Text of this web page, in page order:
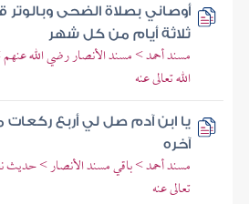
أوصاني بصلاة الضحى وبالوتر
ثلاثة أيام من كل شهر
مسند أحمد > مسند الأنصار رضي الله
الله تعالى عنه
يا ابن آدم صل لي أربع ركعات
آخره
مسند أحمد > باقي مسند الأنصار > حديث
تعالى عنه